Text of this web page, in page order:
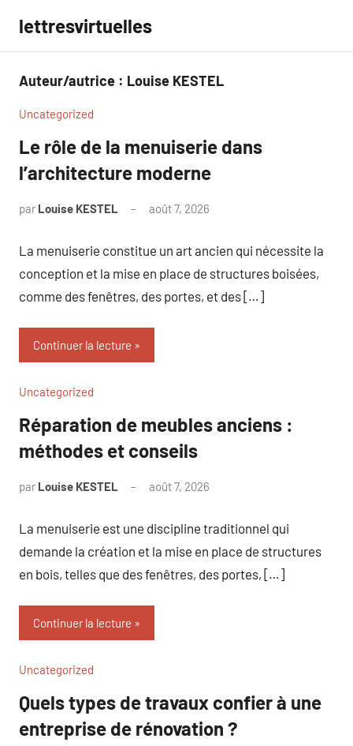
contenu
lettresvirtuelles
Auteur/autrice : Louise KESTEL
Uncategorized
Le rôle de la menuiserie dans
l’architecture moderne
par Louise KESTEL août 7, 2026
La menuiserie constitue un art ancien qui nécessite la
conception et la mise en place de structures boisées,
comme des fenêtres, des portes, et des […]
Continuer la lecture
Uncategorized
Réparation de meubles anciens :
méthodes et conseils
par Louise KESTEL août 7, 2026
La menuiserie est une discipline traditionnel qui
demande la création et la mise en place de structures
en bois, telles que des fenêtres, des portes, […]
Continuer la lecture
Uncategorized
Quels types de travaux confier à une
entreprise de rénovation ?